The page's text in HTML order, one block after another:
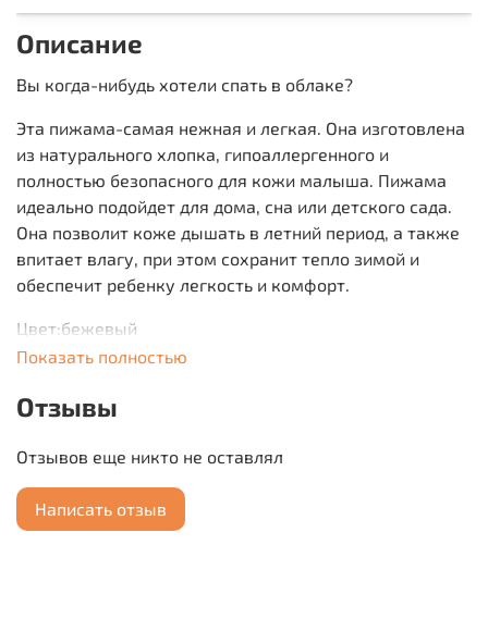
Описание
Вы когда-нибудь хотели спать в облаке?
Эта пижама-самая нежная и легкая. Она изготовлена
из натурального хлопка, гипоаллергенного и
полностью безопасного для кожи малыша. Пижама
идеально подойдет для дома, сна или детского сада.
Она позволит коже дышать в летний период, а также
впитает влагу, при этом сохранит тепло зимой и
обеспечит ребенку легкость и комфорт.
Цвет:бежевый
Материал:100% хлопок
Вес:0,3 кг
Производитель: Южный Китай
Показать полностью
Отзывы
Отзывов еще никто не оставлял
Написать отзыв